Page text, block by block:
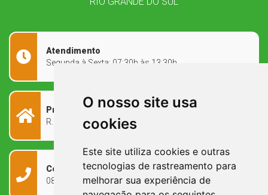
O nosso site usa
cookies
Este site utiliza cookies e outras
tecnologias de rastreamento para
melhorar sua experiência de
Atendimento
Segunda à Sexta: 07:30h às 13:30h
Prefeitura Municipal
R. Rivadávia Corrêa, 858 - Centro - RS, 97573-010
Contato
0800 090 2050